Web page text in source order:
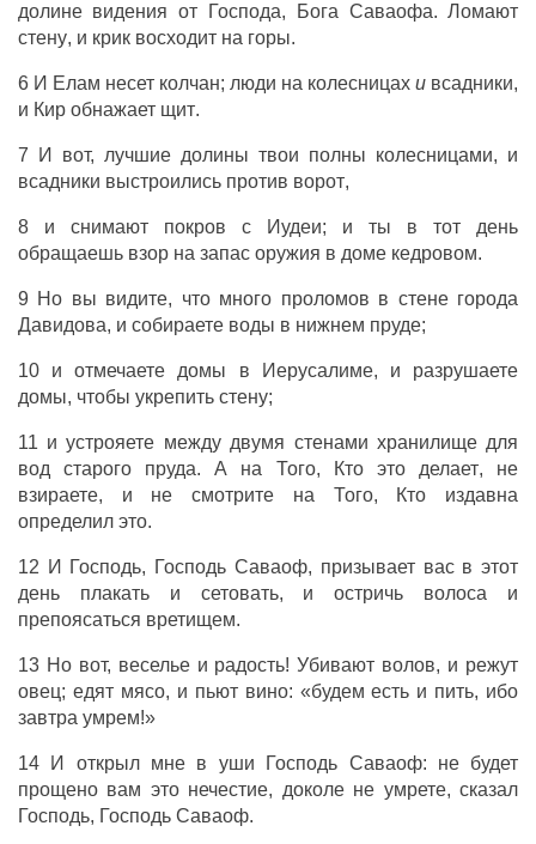
долине видения от Господа, Бога Саваофа.Ломают
стену, и криквосходит на горы.
6 И Елам несет колчан; люди на колесницах и всадники,
и Кир обнажает щит.
7 И вот, лучшие долины твои полны колесницами, и
всадники выстроилисьпротив ворот,
8 и снимают покров с Иудеи; и ты в тот день
обращаешь взорна запас оружия в доме кедровом.
9 Но вы видите, что много проломов в стене города
Давидова, и собираете воды в нижнем пруде;
10 иотмечаете домы в Иерусалиме, и разрушаете
домы, чтобы укрепить стену;
11 иустрояете между двумя стенами хранилищедля
вод
старого пруда. А на Того, Кто это делает, не
взираете, и несмотрите на Того, Кто издавна
определилэто.
12 И Господь, Господь Саваоф, призываетвас в этот
день
плакатьи сетовать, иостричь волоса и
препоясаться вретищем.
13 Но вот, весельеи радость!Убивают волов, и режут
овец; едят мясо, и пьют вино: «будем есть и пить, ибо
завтра умрем!»
14 И открылмне в уши Господь Саваоф: не будет
прощеновам это нечестие, доколе не умрете,сказал
Господь, Господь Саваоф.